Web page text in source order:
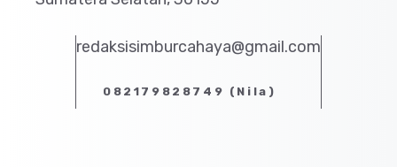
redaksisimburcahaya@gmail.com
082179828749 (Nila)